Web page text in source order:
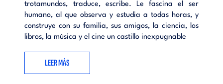
trotamundos, traduce, escribe. Le fascina el ser
humano, al que observa y estudia a todas horas, y
construye con su familia, sus amigos, la ciencia, los
libros, la música y el cine un castillo inexpugnable
LEER MÁS